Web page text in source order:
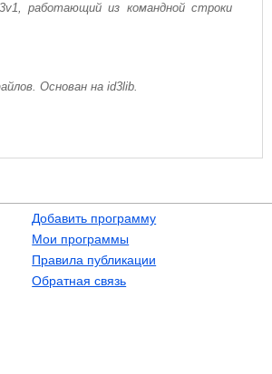
работающий из командной строки
Основан на id3lib.
Добавить программу
Мои программы
Правила публикации
Обратная связь